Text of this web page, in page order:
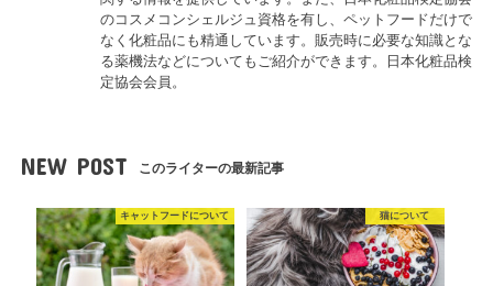
のコスメコンシェルジュ資格を有し、ペットフードだけで
なく化粧品にも精通しています。販売時に必要な知識とな
る薬機法などについてもご紹介ができます。日本化粧品検
定協会会員。
NEW POST このライターの最新記事
キャットフードについて 猫について